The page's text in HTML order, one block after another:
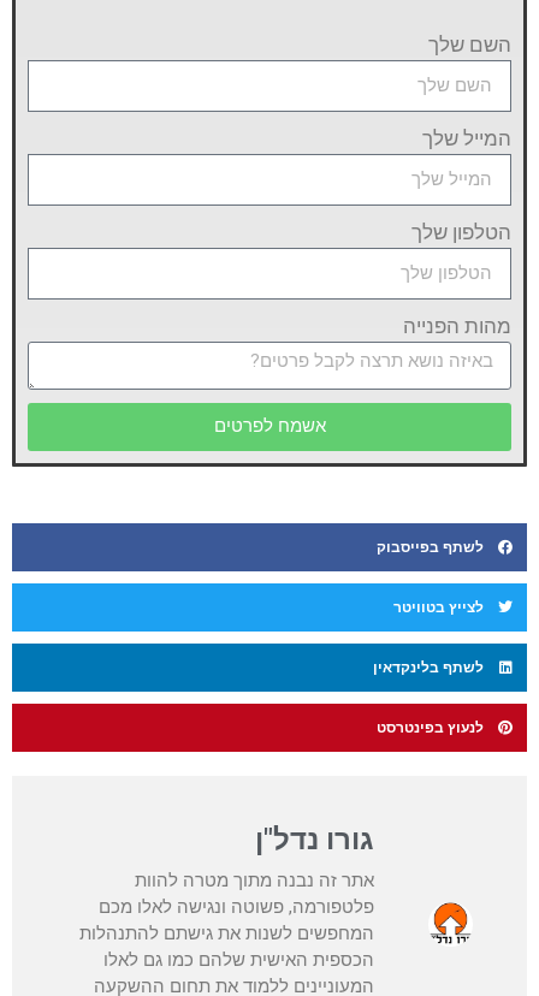
השם שלך
המייל שלך
הטלפון שלך
מהות הפנייה
אשמח לפרטים
לשתף בפייסבוק
לצייץ בטוויטר
לשתף בלינקדאין
לנעוץ בפינטרסט
גורו נדל"ן
אתר זה נבנה מתוך מטרה להוות
פלטפורמה, פשוטה ונגישה לאלו מכם
המחפשים לשנות את גישתם להתנהלות
הכספית האישית שלהם כמו גם לאלו
המעוניינים ללמוד את תחום ההשקעה